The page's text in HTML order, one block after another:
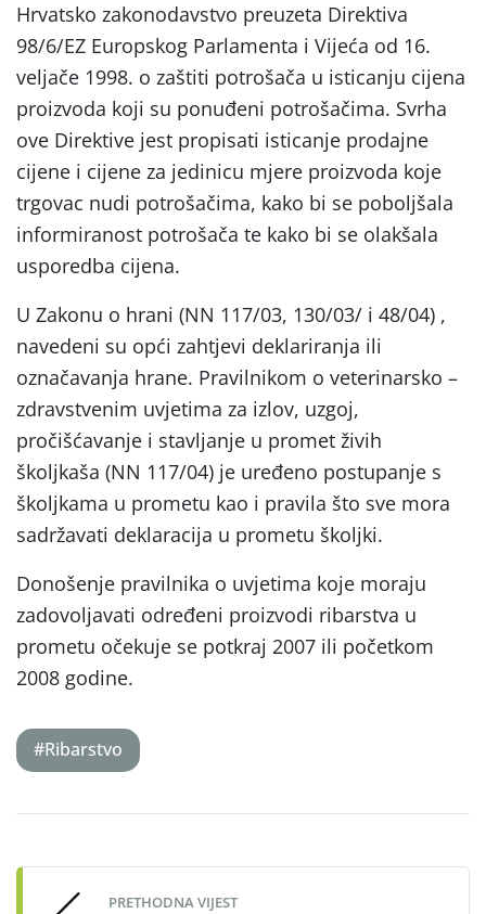
Hrvatsko zakonodavstvo preuzeta Direktiva
98/6/EZ Europskog Parlamenta i Vijeća od 16.
veljače 1998. o zaštiti potrošača u isticanju cijena
proizvoda koji su ponuđeni potrošačima. Svrha
ove Direktive jest propisati isticanje prodajne
cijene i cijene za jedinicu mjere proizvoda koje
trgovac nudi potrošačima, kako bi se poboljšala
informiranost potrošača te kako bi se olakšala
usporedba cijena.
U Zakonu o hrani (NN 117/03, 130/03/ i 48/04) ,
navedeni su opći zahtjevi deklariranja ili
označavanja hrane. Pravilnikom o veterinarsko –
zdravstvenim uvjetima za izlov, uzgoj,
pročišćavanje i stavljanje u promet živih
školjkaša (NN 117/04) je uređeno postupanje s
školjkama u prometu kao i pravila što sve mora
sadržavati deklaracija u prometu školjki.
Donošenje pravilnika o uvjetima koje moraju
zadovoljavati određeni proizvodi ribarstva u
prometu očekuje se potkraj 2007 ili početkom
2008 godine.
#Ribarstvo
navigation
PRETHODNA VIJEST